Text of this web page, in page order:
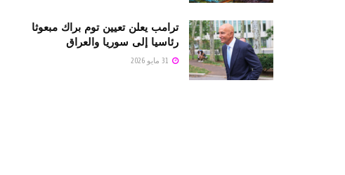
ترامب يعلن تعيين توم براك مبعوثا
رئاسيا إلى سوريا والعراق